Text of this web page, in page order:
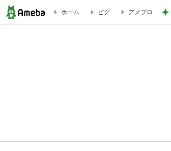
ホーム ピグ アメブロ